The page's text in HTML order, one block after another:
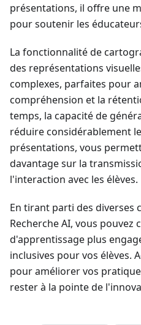
présentations, il offre une
pour soutenir les
La fonctionnalité de
des représentations
complexes, parfaites pour
compréhension et la
temps, la capacité de
réduire considérablement
présentations, vous
davantage sur la
l'interaction avec les élèves.
En tirant parti des diverses
Recherche AI, vous pouvez
d'apprentissage plus
inclusives pour vos élèves.
pour améliorer vos
rester à la pointe de